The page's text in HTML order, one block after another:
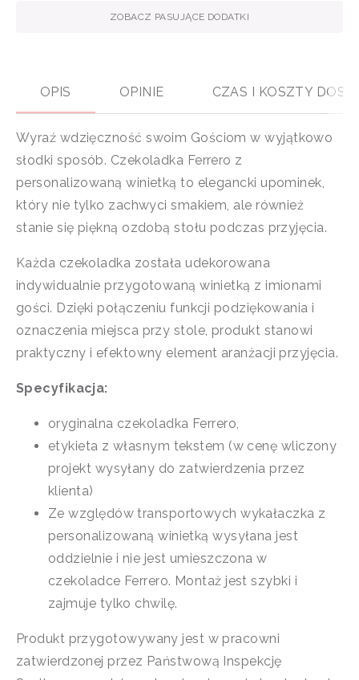
ZOBACZ PASUJĄCE DODATKI
OPIS OPINIE CZAS I KOSZTY
Wyraź wdzięczność swoim Gościom w wyjątkowo
słodki sposób. Czekoladka Ferrero z
personalizowaną winietką to elegancki upominek,
który nie tylko zachwyci smakiem, ale również
stanie się piękną ozdobą stołu podczas przyjęcia.
Każda czekoladka została udekorowana
indywidualnie przygotowaną winietką z imionami
gości. Dzięki połączeniu funkcji podziękowania i
oznaczenia miejsca przy stole, produkt stanowi
praktyczny i efektowny element aranżacji przyjęcia.
Specyfikacja:
oryginalna czekoladka Ferrero,
etykieta z własnym tekstem (w cenę wliczony
projekt wysyłany do zatwierdzenia przez
klienta)
Ze względów transportowych wykałaczka z
personalizowaną winietką wysyłana jest
oddzielnie i nie jest umieszczona w
czekoladce Ferrero. Montaż jest szybki i
zajmuje tylko chwilę.
Produkt przygotowywany jest w pracowni
zatwierdzonej przez Państwową Inspekcję